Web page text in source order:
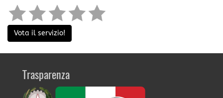
Vota il servizio!
Trasparenza